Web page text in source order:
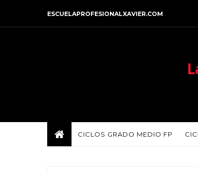
ESCUELAPROFESIONALXAVIER.COM
CICLOS GRADO MEDIO FP